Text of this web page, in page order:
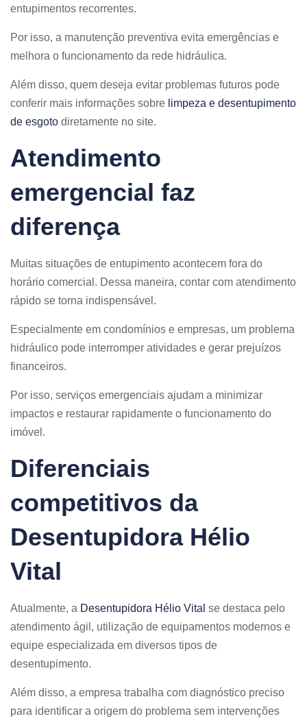
entupimentos recorrentes.
Por isso, a manutenção preventiva evita emergências e
melhora o funcionamento da rede hidráulica.
Além disso, quem deseja evitar problemas futuros pode
conferir mais informações sobre limpeza e desentupimento
de esgoto diretamente no site.
Atendimento
emergencial faz
diferença
Muitas situações de entupimento acontecem fora do
horário comercial. Dessa maneira, contar com atendimento
rápido se torna indispensável.
Especialmente em condomínios e empresas, um problema
hidráulico pode interromper atividades e gerar prejuízos
financeiros.
Por isso, serviços emergenciais ajudam a minimizar
impactos e restaurar rapidamente o funcionamento do
imóvel.
Diferenciais
competitivos da
Desentupidora Hélio
Vital
Atualmente, a Desentupidora Hélio Vital se destaca pelo
atendimento ágil, utilização de equipamentos modernos e
equipe especializada em diversos tipos de
desentupimento.
Além disso, a empresa trabalha com diagnóstico preciso
para identificar a origem do problema sem intervenções